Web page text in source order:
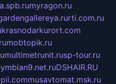
myragon.ru
rti.com.ru
krasnodarkurort.com
mobtopik.ru
multimetrunit.rusp-tour.ru
DSHAIR.RU
musavtomat.msk.ru